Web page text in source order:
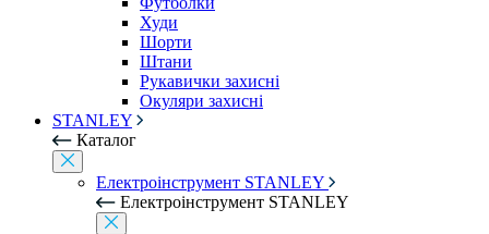
Худи
Шорти
Штани
Рукавички захисні
Окуляри захисні
STANLEY
Каталог
Електроінструмент STANLEY
Електроінструмент STANLEY